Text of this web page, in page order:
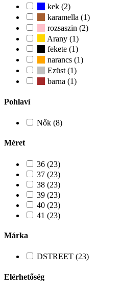
kek (2)
karamella (1)
rozsaszin (2)
Arany (1)
fekete (1)
narancs (1)
Ezüst (1)
barna (1)
Pohlaví
Nők (8)
Méret
36 (23)
37 (23)
38 (23)
39 (23)
40 (23)
41 (23)
Márka
DSTREET (23)
Elérhetőség